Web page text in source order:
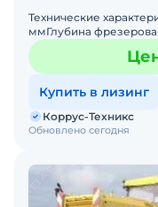
Технические
ммГлубина
6 км/чКласс выбросов
Купить в лизинг
Обновлено сегодня
Коррус-Техникс